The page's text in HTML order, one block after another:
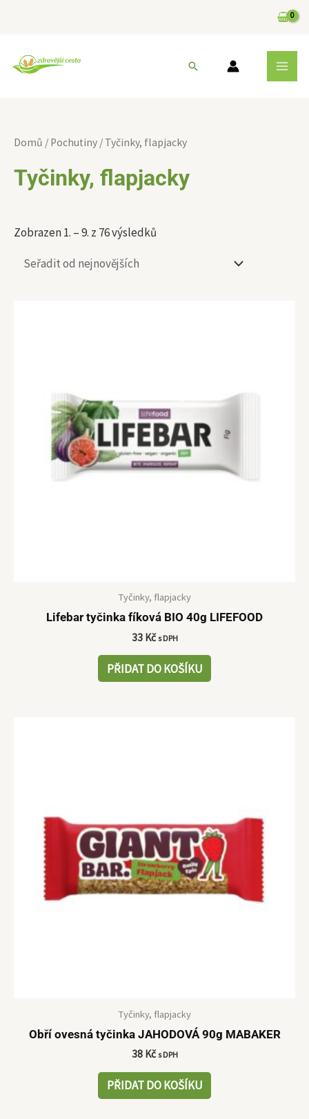
Hledat
Domů / Pochutiny / Tyčinky, flapjacky
Tyčinky, flapjacky
Zobrazen 1. – 9. z 76 výsledků
latest
Tyčinky, flapjacky
Lifebar tyčinka fíková BIO 40g LIFEFOOD
33 Kč s DPH
PŘIDAT DO KOŠÍKU
Tyčinky, flapjacky
Obří ovesná tyčinka JAHODOVÁ 90g MABAKER
38 Kč s DPH
PŘIDAT DO KOŠÍKU